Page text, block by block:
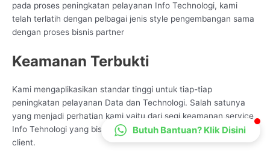
pada proses peningkatan pelayanan Info Technologi, kami
telah terlatih dengan pelbagai jenis style pengembangan sama
dengan proses bisnis partner
Keamanan Terbukti
Kami mengaplikasikan standar tinggi untuk tiap-tiap
peningkatan pelayanan Data dan Technologi. Salah satunya
yang menjadi perhatian kami yaitu dari segi keamanan service
Info Tehnologi yang bisa kami samakan dengan keperluan
client.
Butuh Bantuan? Klik Disini